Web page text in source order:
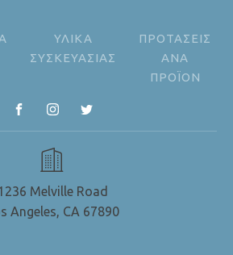
ΥΛΙΚΑ
ΣΥΣΚΕΥΑΣΙΑΣ
ΠΡΟΤΑΣΕΙΣ
ΑΝΑ
ΠΡΟΪΟΝ
Melville Road
Angeles, CA 67890